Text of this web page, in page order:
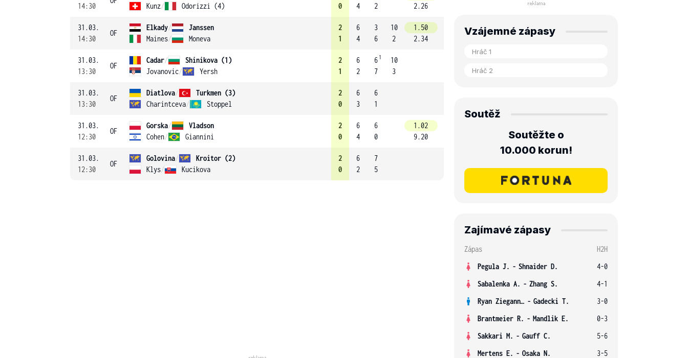
14:30
Kunz/ Odorizzi (4)
0
4
2
2.26
31.03.
14:30
OF
Elkady/
Janssen
Maines/ Moneva
2
1
6
4
3
6
10
2
1.50
2.34
31.03.
13:30
OF
Cadar/
Shinikova (1)
Jovanovic/ Yersh
2
1
6
2
6 1
7
10
3
31.03.
13:30
OF
Diatlova/
Turkmen (3)
Charintceva/ Stoppel
2
0
6
3
6
1
31.03.
12:30
OF
Gorska/
Vladson
Cohen/ Giannini
2
0
6
4
6
0
1.02
9.20
31.03.
12:30
OF
Golovina/
Kroitor (2)
Klys/ Kucikova
2
0
6
2
7
5
Vzájemné zápasy
Soutěž
Soutěžte o
10.000 korun!
Zajímavé zápasy
Zápas
H2H
Pegula J. - Shnaider D.
4-0
Sabalenka A. - Zhang S.
4-1
Ryan Ziegann S. - Gadecki T.
3-0
Brantmeier R. - Mandlik E.
0-3
Sakkari M. - Gauff C.
5-6
Mertens E. - Osaka N. 3-5